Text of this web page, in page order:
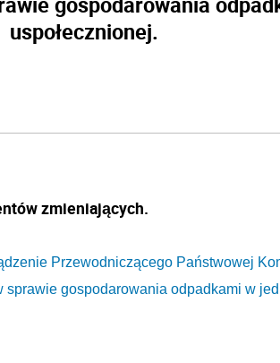
uspołecznionej.
zmieniających.
Przewodniczącego Państwowej
sprawie gospodarowania odpadkami w